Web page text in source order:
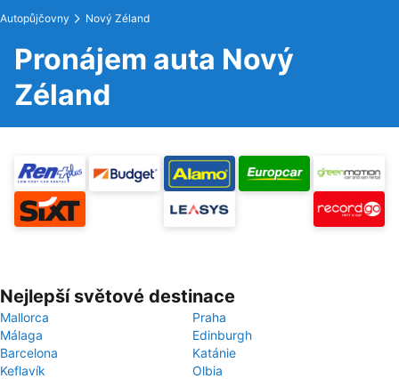
Autopůjčovny Nový Zéland
Pronájem auta Nový
Zéland
Nejlepší světové destinace
Mallorca
Praha
Málaga
Edinburgh
Barcelona
Katánie
Keflavík
Olbia